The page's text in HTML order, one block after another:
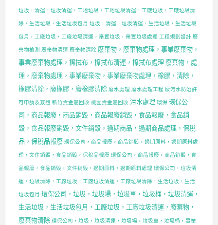
垃圾，清運，垃圾清運，工地垃圾，工地垃圾清運，工廠垃圾，工廠垃圾清
除，生活垃圾，生活垃圾包月 垃圾，清運，垃圾清運，生活垃圾，生活垃圾
包月，工廠垃圾，工廠垃圾清運，棄置垃圾，棄置垃圾處理 工程規劃設計 廢
棄物檢測 廢棄物清運 廢棄物清除 廢棄物，廢棄物處理，事業廢棄物，
事業廢棄物處理，擦拭布，擦拭布清運，擦拭布處理 廢棄物，處
理，廢棄物處理，事業廢棄物，事業廢棄物處理，橡膠，清除，
橡膠清除，廢橡膠，廢橡膠清除 廢水處理 廢水處理工程 廢污水防治許
可申請及簽證 新竹貴金屬回收 桃園貴金屬回收 污水處理 環保 環保公
司，商品報廢，商品銷毀，商品報廢銷毀，食品報廢，食品銷
毀，食品報廢銷毀，文件銷毀，過期商品，過期商品處理，保稅
品，保稅品報廢 環保公司，商品報廢，商品銷毀，過期原料，過期原料處
理，文件銷毀，食品銷毀，保稅品報廢 環保公司，商品報廢，商品銷毀，食
品報廢，食品銷毀，文件銷毀，過期原料，過期原料處理 環保公司，垃圾清
運，垃圾清除，工廠垃圾，工廠垃圾清運，工廠垃圾清除，生活垃圾，生活
垃圾包月 環保公司，垃圾，垃圾場，垃圾車，垃圾桶，垃圾清運，
生活垃圾，生活垃圾包月，工廠垃圾，工廠垃圾清運，廢棄物，
廢棄物清除 環保公司，垃圾，垃圾清運，垃圾場，垃圾車，垃圾桶，事業